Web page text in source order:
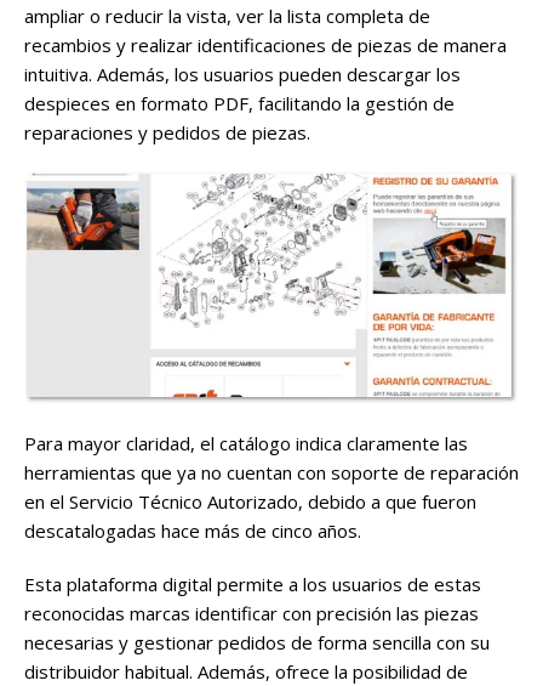
ampliar o reducir la vista, ver la lista completa de
recambios y realizar identificaciones de piezas de manera
intuitiva. Además, los usuarios pueden descargar los
despieces en formato PDF, facilitando la gestión de
reparaciones y pedidos de piezas.
Para mayor claridad, el catálogo indica claramente las
herramientas que ya no cuentan con soporte de reparación
en el Servicio Técnico Autorizado, debido a que fueron
descatalogadas hace más de cinco años.
Esta plataforma digital permite a los usuarios de estas
reconocidas marcas identificar con precisión las piezas
necesarias y gestionar pedidos de forma sencilla con su
distribuidor habitual. Además, ofrece la posibilidad de